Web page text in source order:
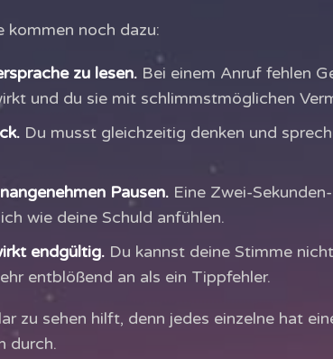
kommen noch dazu:
zu lesen. Bei einem Anruf fehlen
und du sie mit schlimmstmöglichen
Du musst gleichzeitig denken und
Pausen. Eine Zwei-
wie deine Schuld anfühlen.
endgültig. Du kannst deine Stimme
entblößend an als ein Tippfehler.
zu sehen hilft, denn jedes einzelne hat
durch.